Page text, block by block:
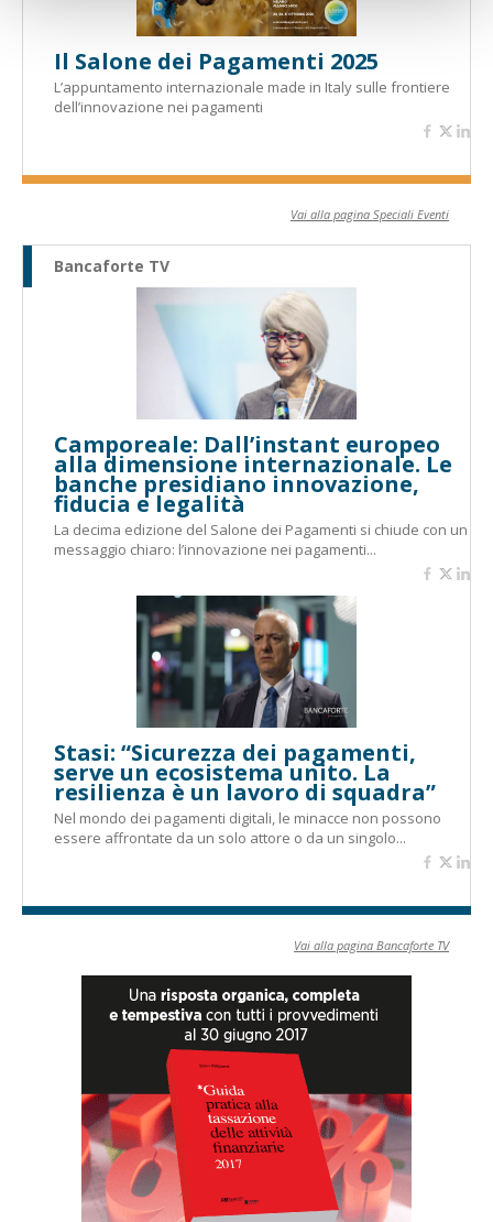
Il Salone dei Pagamenti 2025
L’appuntamento internazionale made in Italy sulle frontiere
dell’innovazione nei pagamenti
Vai alla pagina Speciali Eventi
Bancaforte TV
Camporeale: Dall’instant europeo
alla dimensione internazionale. Le
banche presidiano innovazione,
fiducia e legalità
La decima edizione del Salone dei Pagamenti si chiude con un
messaggio chiaro: l’innovazione nei pagamenti...
Stasi: “Sicurezza dei pagamenti,
serve un ecosistema unito. La
resilienza è un lavoro di squadra”
Nel mondo dei pagamenti digitali, le minacce non possono
essere affrontate da un solo attore o da un singolo...
Vai alla pagina Bancaforte TV